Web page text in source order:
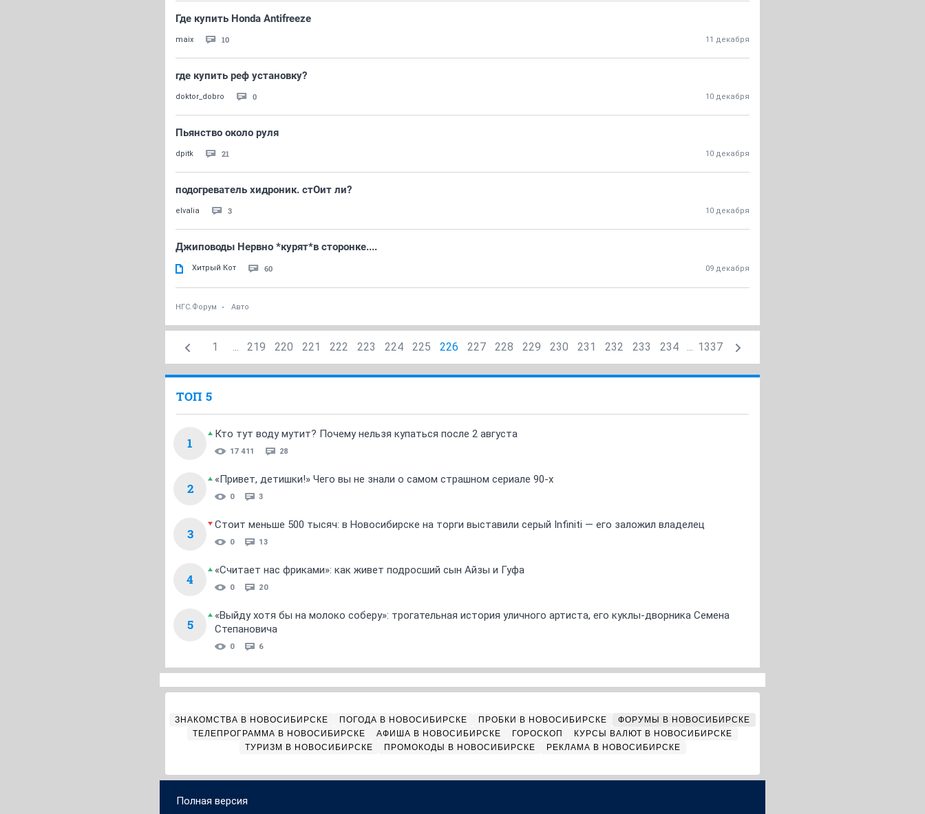
Где купить Honda Antifreeze
maix 10 11 декабря
где купить реф установку?
doktor_dobro 0 10 декабря
Пьянство около руля
dpitk 21 10 декабря
подогреватель хидроник. стОит ли?
elvalia 3 10 декабря
Джиповоды Нервно *курят*в сторонке....
Хитрый Кот 60 09 декабря
НГС.Форум Авто
1 ... 219 220 221 222 223 224 225 226 227 228 229 230 231 232 233 234 ... 1337
ТОП 5
1
Кто тут воду мутит? Почему нельзя купаться после 2 августа
17 411 28
2
«Привет, детишки!» Чего вы не знали о самом страшном сериале 90-х
0 3
3
Стоит меньше 500 тысяч: в Новосибирске на торги выставили серый Infiniti — его заложил владелец
0 13
4
«Считает нас фриками»: как живет подросший сын Айзы и Гуфа
0 20
5
«Выйду хотя бы на молоко соберу»: трогательная история уличного артиста, его куклы-дворника Семена
Степановича
0 6
ЗНАКОМСТВА В НОВОСИБИРСКЕ ПОГОДА В НОВОСИБИРСКЕ ПРОБКИ В НОВОСИБИРСКЕ
ФОРУМЫ В НОВОСИБИРСКЕ
ТЕЛЕПРОГРАММА В НОВОСИБИРСКЕ
АФИША В НОВОСИБИРСКЕ ГОРОСКОП
КУРСЫ ВАЛЮТ В НОВОСИБИРСКЕ
ТУРИЗМ В НОВОСИБИРСКЕ
ПРОМОКОДЫ В НОВОСИБИРСКЕ РЕКЛАМА В НОВОСИБИРСКЕ
Полная версия